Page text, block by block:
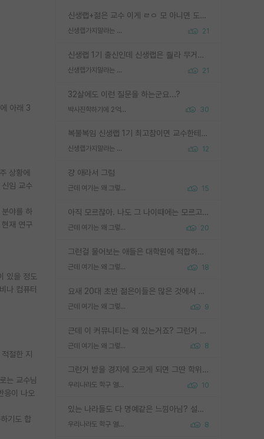
신생랩+젊은 교수 이게 ㄹㅇ 모 아니면 도인듯.
신생랩가지말라는 이유가 있었구나 21
신생랩 1기 출신인데 신생랩은 줠라 무거운 바벨 같은거임. 들면 대박인데 못들면 깔려 죽음. 아무도 알려주지 않는 환경에서 자생해야하지만, 일단 살아남았다면 그 어떤 사람보다 악착같고 생존력 높은 사람으로 거듭날 수 있음
신생랩가지말라는 이유가 있었구나 21
32살에도 이런 질문을 하는군요...?
박사진학하기에 2억은 괜찮은 (?) 정도의 경제력인가요 30
복불복임 신생랩 1기 최고참이면 교수한테 직접 지도받는 시간이 매우 많음 제대로 된 교수라면 말이지 그게 아니라면 그냥 넌 해방 불가능한 노예 1호에 감점쓰레기통이 되는거고
신생랩가지말라는 이유가 있었구나 12
걍 애라서 그럼
근데 여기는 왜 그렇게 SPK를 물어보는거임? 15
아직 모르잖아. 나도 그 나이때에는 모르고 평가 받고 안심하고 싶었어.
근데 여기는 왜 그렇게 SPK를 물어보는거임? 20
그런걸 물어보는 애들은 대학원에 적합하지 않다
근데 여기는 왜 그렇게 SPK를 물어보는거임? 18
요새 20대 초반 젊은이들은 많은 것에서 가성비를 따지더라고요. 내가 이 정도 인풋을 넣었을 때 그만큼 아웃풋이 나올 것인가? 사실 아웃풋이 인풋 대비 리니어하게 나오지 않는 영역을 시도하기 싫어한다는 느낌입니다.
근데 여기는 왜 그렇게 SPK를 물어보는거임? 9
근데 이 커뮤니티는 왜 있는거죠? 그런거 쉽게 물어볼수있어서 있는거 아닌가요? 그렇게 보기 싫으면 커뮤니티도 하지마시지 그러면
근데 여기는 왜 그렇게 SPK를 물어보는거임? 8
그런거 받을 경지에 오르게 되면 그딴 학위명이 필요없음
우리나라도 학구 열풍보면 Higher Doctorate 학위가 필요하다고 봅니다. 10
있는 나라들도 다 명예같은 느낌아님? 설마 박사끼리 등급나눠서 학위수여하자 같은 헛소리는 아니지? ㅋㅋ
우리나라도 학구 열풍보면 Higher Doctorate 학위가 필요하다고 봅니다. 8
아래 3
상황에
임 교수
야를 하
재 연구
있을 정도
나 컴퓨터
절한 지
는 교수님
응이 나오
기도 합